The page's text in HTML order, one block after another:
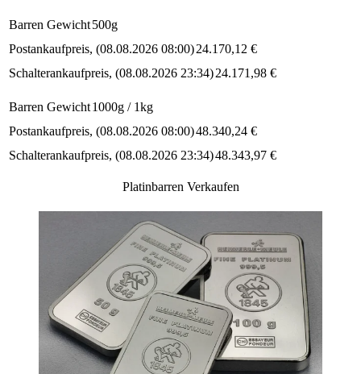
Barren Gewicht500g
Postankaufpreis (08.08.2026 08:00)24.170,12 €
Schalterankaufpreis (08.08.2026 23:34)24.171,98 €
Barren Gewicht1000g / 1kg
Postankaufpreis (08.08.2026 08:00)48.340,24 €
Schalterankaufpreis (08.08.2026 23:34)48.343,97 €
Platinbarren Verkaufen